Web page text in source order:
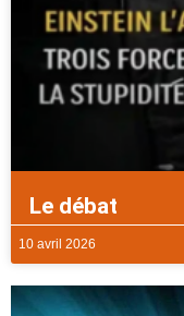
Le débat
10 avril 2026